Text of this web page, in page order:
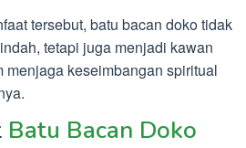
tersebut, batu bacan doko tidak
tetapi juga menjadi kawan
menjaga keseimbangan spiritual
Batu Bacan Doko